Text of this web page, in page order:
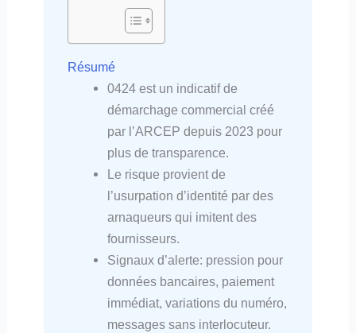
Résumé
0424 est un indicatif de
démarchage commercial créé
par l’ARCEP depuis 2023 pour
plus de transparence.
Le risque provient de
l’usurpation d’identité par des
arnaqueurs qui imitent des
fournisseurs.
Signaux d’alerte: pression pour
données bancaires, paiement
immédiat, variations du numéro,
messages sans interlocuteur.